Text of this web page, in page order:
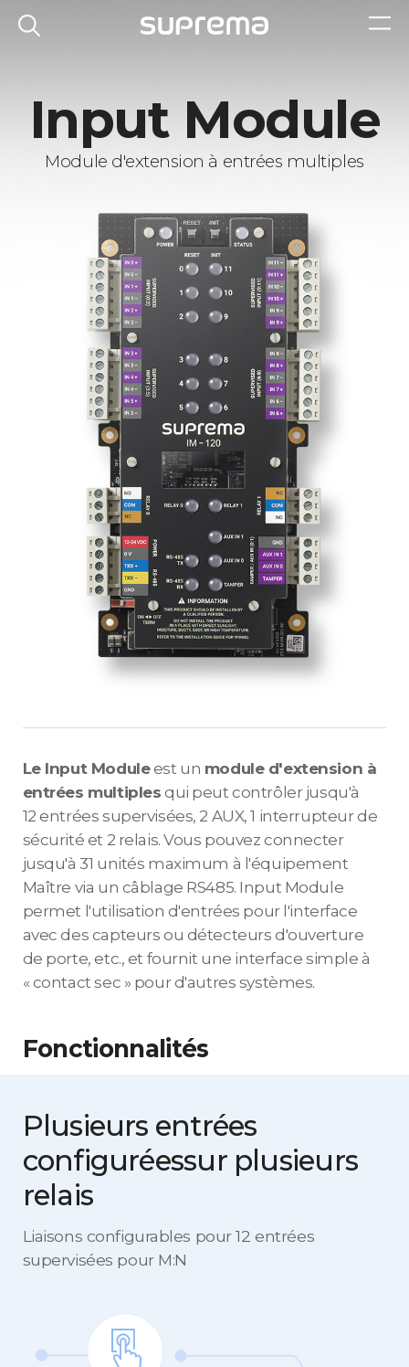
Input Module
Module d'extension à entrées multiples
Le Input Moduleest un module d'extension à
entrées multiples qui peut contrôler jusqu'à
12 entrées supervisées, 2 AUX, 1 interrupteur de
sécurité et 2 relais. Vous pouvez connecter
jusqu'à 31 unités maximum à l'équipement
Maître via un câblage RS485. Input Module
permet l'utilisation d'entrées pour l'interface
avec des capteurs ou détecteurs d'ouverture
de porte, etc., et fournit une interface simple à
« contact sec » pour d'autres systèmes.
Fonctionnalités
Plusieurs entrées
configuréessur plusieurs
relais
Liaisons configurables pour 12 entrées
supervisées pour M:N